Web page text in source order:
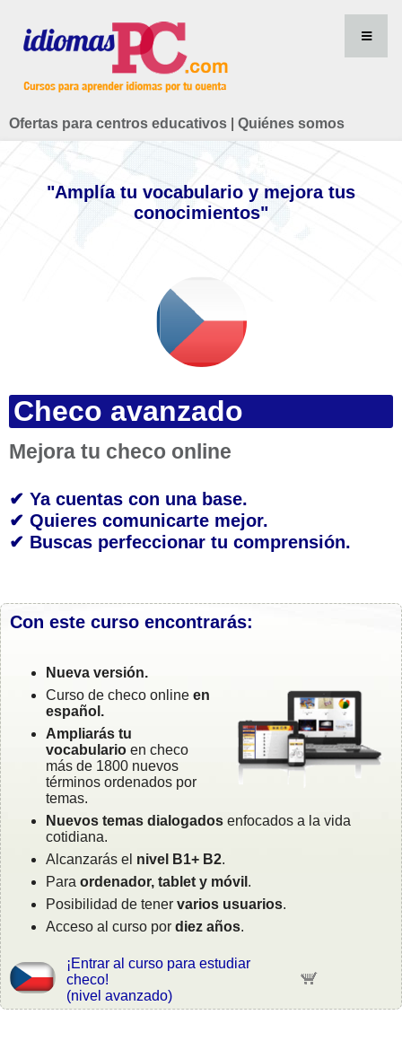
Ofertas para centros educativos Quiénes somos
"Amplía tu vocabulario y mejora tus
conocimientos"
Checo avanzado
Mejora tu checo online
✔ Ya cuentas con una base.
✔ Quieres comunicarte mejor.
✔ Buscas perfeccionar tu comprensión.
Con este curso encontrarás:
Nueva versión.
Curso de checo online en
español.
Ampliarás tu
vocabulario en checo
más de 1800 nuevos
términos ordenados por
temas.
Nuevos temas dialogados enfocados a la vida
cotidiana.
Alcanzarás el nivel B1+ B2.
Para ordenador, tablet y móvil .
Posibilidad de tener varios usuarios.
Acceso al curso por diez años.
¡Entrar al curso para estudiar
checo!
(nivel avanzado)